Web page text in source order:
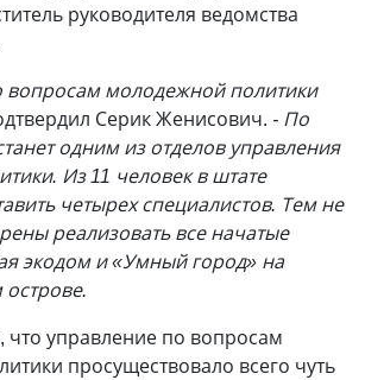
руководителя ведомства
вопросам молодежной политики
Серик Женисович. - По
одним из отделов управления
Из 11 человек в штате
четырех специалистов. Тем не
реализовать все начатые
экодом и «Умный город» на
управление по вопросам
просуществовало всего чуть